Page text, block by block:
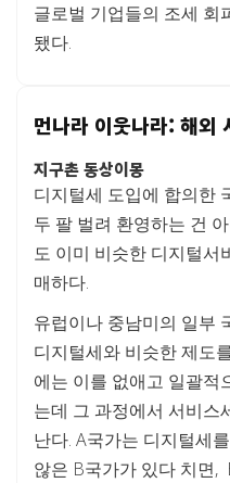
글로벌 기업들의 조세 회
됐다.
먼나라 이웃나라: 해외
지구촌 동상이몽
디지털세 도입에 합의한
두 팔 벌려 환영하는 건
도 이미 비슷한 디지털서
매하다.
유럽이나 중남미의 일부
디지털세와 비슷한 제도
에는 이를 없애고 일괄적
는데 그 과정에서 서비스
난다. A국가는 디지털세
않은 B국가가 있다 치면,